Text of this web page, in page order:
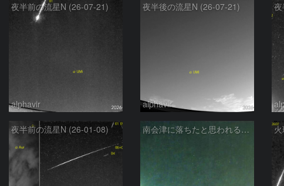
夜半前の流星N (26-07-21)
alphavir
夜半後の流星N (26-07-21)
alphavir
夜半前の流星N (26-01-08) 南会津に落ちたと思われる大火球